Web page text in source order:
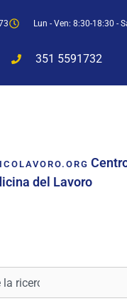
Lun - Ven: 8:30-18:30 -
351 5591732
del Lavoro